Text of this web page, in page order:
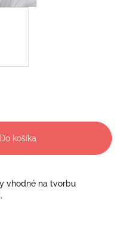
Do košíka
vhodné na tvorbu